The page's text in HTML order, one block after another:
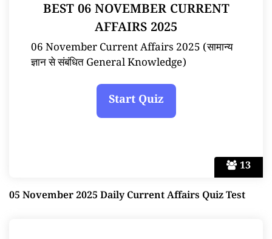
13
BEST 06 NOVEMBER CURRENT
AFFAIRS 2025
06 November Current Affairs 2025 (सामान्य
ज्ञान से संबंधित General Knowledge)
05 November 2025 Daily Current Affairs Quiz Test